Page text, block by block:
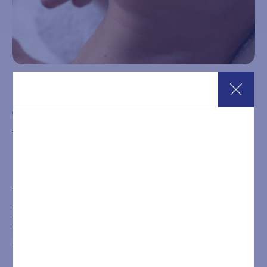
€
Trattamento manuale viso per dissetare la pelle del viso
È NECESSARIA LA PRENOTAZIONE DEL TRATTAMENTO
O DEL PERCORSO ACQUISTATO CHIAMANDO IL
NUMERO